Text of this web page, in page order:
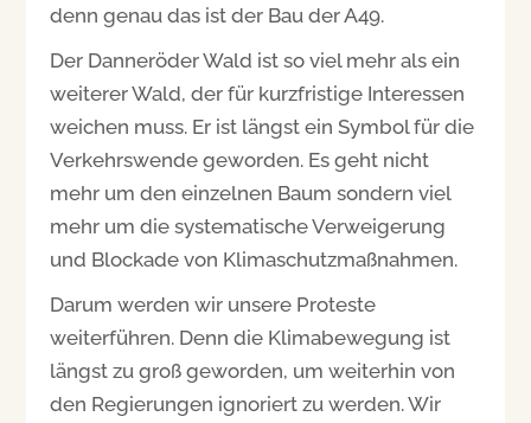
denn genau das ist der Bau der A49.
Der Danneröder Wald ist so viel mehr als ein
weiterer Wald, der für kurzfristige Interessen
weichen muss. Er ist längst ein Symbol für die
Verkehrswende geworden. Es geht nicht
mehr um den einzelnen Baum sondern viel
mehr um die systematische Verweigerung
und Blockade von Klimaschutzmaßnahmen.
Darum werden wir unsere Proteste
weiterführen. Denn die Klimabewegung ist
längst zu groß geworden, um weiterhin von
den Regierungen ignoriert zu werden. Wir